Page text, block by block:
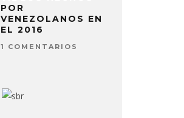
POR
VENEZOLANOS EN
EL 2016
1 COMENTARIOS